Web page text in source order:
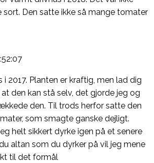
Den satte ikke så mange tomater
i 2017. Planten er kraftig, men lad dig
den kan stå selv, det gjorde jeg og
den. Til trods herfor satte den
som smagte ganske dejligt.
helt sikkert dyrke igen på et senere
altan som du dyrker på vil jeg mene
til det formål